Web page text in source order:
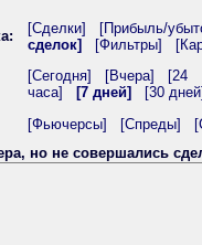
[Сделки]
[Прибыль/
сделок]
[Фильтры]
[Сегодня] [Вчера]
[24
часа]
[7 дней]
[30
[Фьючерсы] [Спреды]
но не совершались